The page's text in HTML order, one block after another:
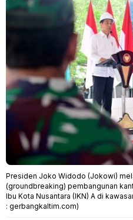
Presiden Joko Widodo (Jokowi)
(groundbreaking) pembangunan
Ibu Kota Nusantara (IKN) A di
: gerbangkaltim.com)